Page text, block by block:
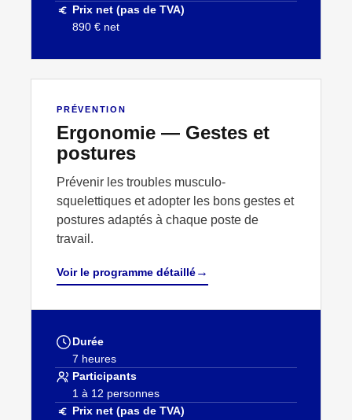
Prix net (pas de TVA)
890 € net
PRÉVENTION
PRÉVENTION
Ergonomie — Gestes et
postures
Prévenir les troubles musculo-
squelettiques et adopter les bons gestes et
postures adaptés à chaque poste de
travail.
Voir le programme détaillé→
Durée
7 heures
Participants
1 à 12 personnes
Prix net (pas de TVA)